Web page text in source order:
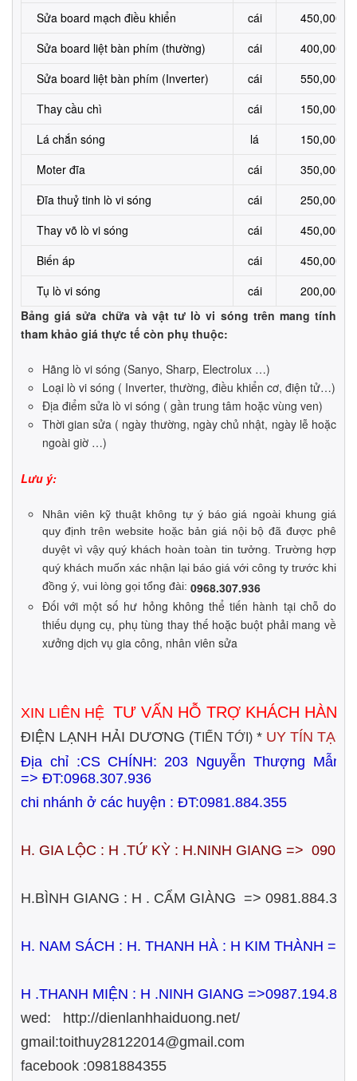
Sửa board mạch điều khiển
cái
450,000-
Sửa board liệt bàn phím (thường)
cái
400,000-
Sửa board liệt bàn phím (Inverter)
cái
550,000-
Thay cầu chì
cái
150,000-
Lá chắn sóng
lá
150,000-
Moter đĩa
cái
350,000-
Đĩa thuỷ tinh lò vi sóng
cái
250,000-
Thay võ lò vi sóng
cái
450,000-
Biến áp
cái
450,000-
Tụ lò vi sóng
cái
200,000-
Bảng giá sửa chữa và vật tư lò vi sóng trên mang tính
tham khảo giá thực tế còn phụ thuộc:
Hãng lò vi sóng (Sanyo, Sharp, Electrolux …)
Loại lò vi sóng ( Inverter, thường, điều khiển cơ, điện tử…)
Địa điểm sửa lò vi sóng ( gần trung tâm hoặc vùng ven)
Thời gian sửa ( ngày thường, ngày chủ nhật, ngày lễ hoặc
ngoài giờ …)
Lưu ý:
Nhân viên kỹ thuật không tự ý báo giá ngoài khung giá
quy định trên website hoặc bản giá nội bộ đã được phê
duyệt vì vậy quý khách hoàn toàn tin tưởng. Trường hợp
quý khách muốn xác nhận lại báo giá với công ty trước khi
đồng ý, vui lòng gọi tổng đài: 0968.307.936
Đối với một số hư hỏng không thể tiến hành tại chỗ do
thiếu dụng cụ, phụ tùng thay thế hoặc buột phải mang về
xưởng dịch vụ gia công, nhân viên sửa
XIN LIÊN HỆ TƯ VẤN HỖ TRỢ KHÁCH HÀNG
ĐIỆN LẠNH HẢI DƯƠNG (TIẾN TỚI) * UY TÍN TẠO
Địa chỉ :CS CHÍNH: 203 Nguyễn Thượng Mẫn
=> ĐT:0968.307.936
chi nhánh ở các huyện : ĐT:0981.884.355
H. GIA LỘC : H .TỨ KỲ : H.NINH GIANG =>
H.BÌNH GIANG : H . CẨM GIÀNG => 0981.884.355
H. NAM SÁCH : H. THANH HÀ : H KIM THÀNH
H .THANH MIỆN : H .NINH GIANG =>0987.194.833
wed: http://dienlanhhaiduong.net/
gmail:toithuy28122014@gmail.com
facebook :0981884355